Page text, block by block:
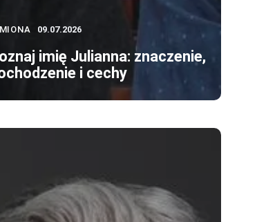
09.07.2026
imię Julianna: znaczenie,
i cechy